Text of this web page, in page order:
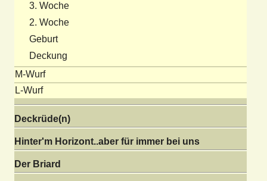
3. Woche
2. Woche
Geburt
Deckung
M-Wurf
L-Wurf
Deckrüde(n)
Hinter'm Horizont..aber für immer bei uns
Der Briard